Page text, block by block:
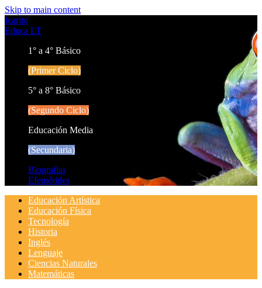
Skip to main content
Icarito
Educa LT
1° a 4° Básico
(Primer Ciclo)
5° a 8° Básico
(Segundo Ciclo)
Educación Media
(Secundaria)
Biografías
Efemérides
Educación Artística
Educación Física
Tecnología
Historia
Inglés
Lenguaje
Ciencias Naturales
Matemáticas